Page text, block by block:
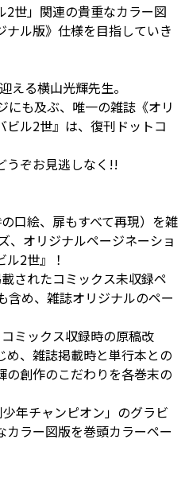
2世」関連の貴重なカラー図
ナル版》仕様を目指していき
える横山光輝先生。
にも及ぶ、唯一の雑誌《オリ
ビル2世』は、復刊ドットコ
うぞお見逃しなく!!
口絵、扉もすべて再現）を雑
、オリジナルページネーショ
2世』！
されたコミックス未収録ペ
含め、雑誌オリジナルのペー
ミックス収録時の原稿改
め、雑誌掲載時と単行本との
の創作のこだわりを各巻末の
年チャンピオン」のグラビ
カラー図版を巻頭カラーペー